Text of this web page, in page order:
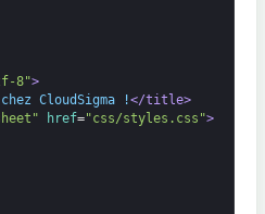
8">
CloudSigma !</title>
href="css/styles.css">